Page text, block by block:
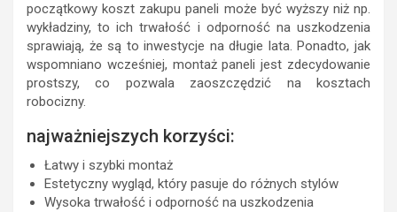
początkowy koszt zakupu paneli może być wyższy niż np.
wykładziny, to ich trwałość i odporność na uszkodzenia
sprawiają, że są to inwestycje na długie lata. Ponadto, jak
wspomniano wcześniej, montaż paneli jest zdecydowanie
prostszy, co pozwala zaoszczędzić na kosztach
robocizny.
najważniejszych korzyści:
Łatwy i szybki montaż
Estetyczny wygląd, który pasuje do różnych stylów
Wysoka trwałość i odporność na uszkodzenia